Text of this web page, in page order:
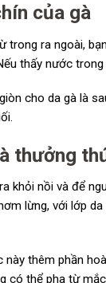
của gà
trong ra ngoài,
thấy nước
cho da gà là
thưởng
khỏi nồi và để
lừng, với lớp
này thêm phần
có thể pha từ